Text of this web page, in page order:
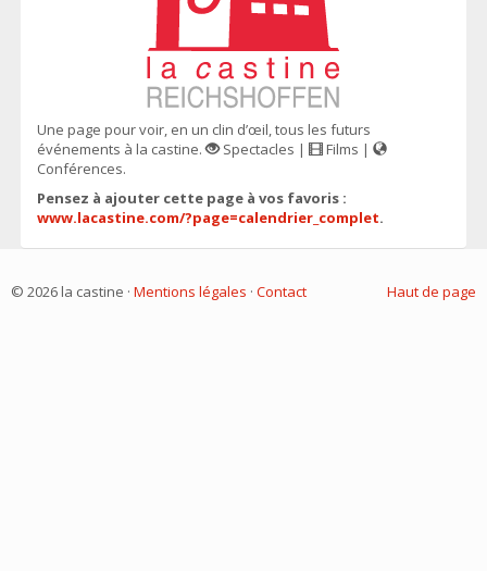
Une page pour voir, en un clin d’œil, tous les futurs
événements à la castine.
Spectacles |
Films |
Conférences.
Pensez à ajouter cette page à vos favoris :
www.lacastine.com/?page=calendrier_complet.
Haut de page
© 2026 la castine · Mentions légales · Contact